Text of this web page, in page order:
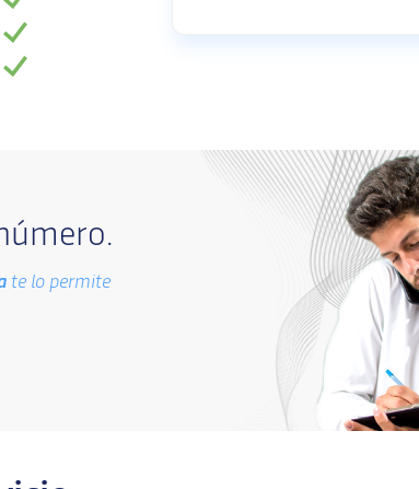
te lo permite